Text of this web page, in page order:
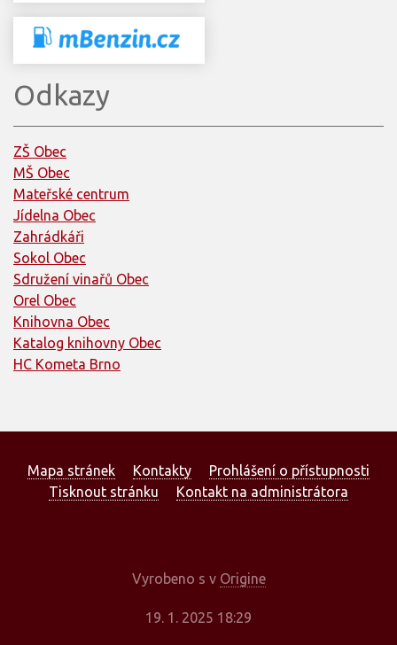
Odkazy
ZŠ Obec
MŠ Obec
Mateřské centrum
Jídelna Obec
Zahrádkáři
Sokol Obec
Sdružení vinařů Obec
Orel Obec
Knihovna Obec
Katalog knihovny Obec
HC Kometa Brno
Mapa stránek Kontakty
Prohlášení o přístupnosti
Tisknout stránku
Kontakt na administrátora
Vyrobeno s v Origine
19. 1. 2025 18:29